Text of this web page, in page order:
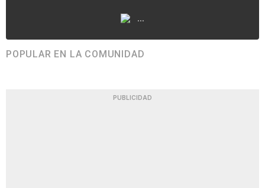
...
POPULAR EN LA COMUNIDAD
PUBLICIDAD